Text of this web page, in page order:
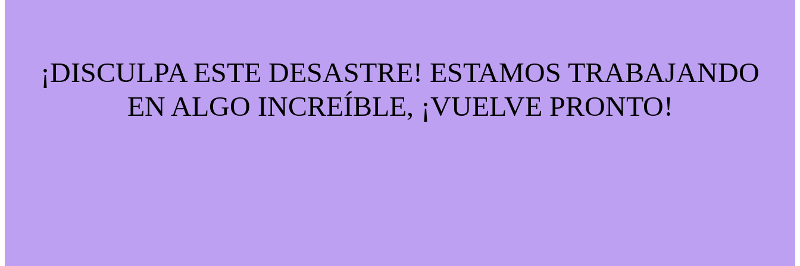
¡DISCULPA ESTE DESASTRE! ESTAMOS TRABAJANDO
EN ALGO INCREÍBLE, ¡VUELVE PRONTO!